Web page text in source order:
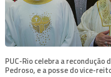
PUC-Rio celebra a recondução
Pedroso, e a posse do vice-